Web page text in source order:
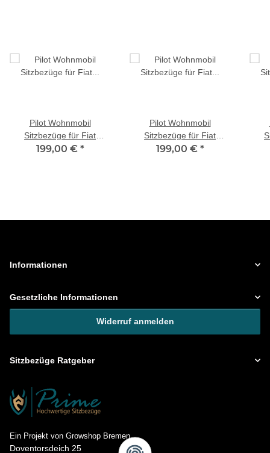
Pilot Wohnmobil
Sitzbezüge für Fiat
Camper (Beige) Leder |
199,00 € *
Pilot Wohnmobil
Sitzbezüge für Fiat
Camper (Grau) Leder |
199,00 € *
Informationen
Gesetzliche Informationen
Widerruf anmelden
Sitzbezüge Ratgeber
Ein Projekt von Growshop Bremen
Doventorsdeich 25